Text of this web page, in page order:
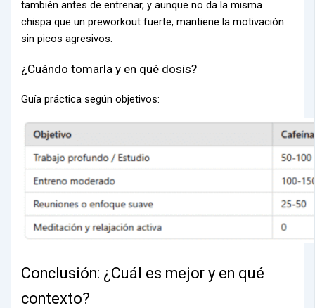
también antes de entrenar, y aunque no da la misma
chispa que un preworkout fuerte, mantiene la motivación
sin picos agresivos.
¿Cuándo tomarla y en qué dosis?
Guía práctica según objetivos:
Conclusión: ¿Cuál es mejor y en qué
contexto?